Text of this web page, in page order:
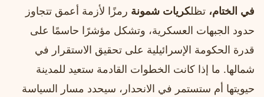
في الختام، تظلكريات شمونة رمزًا لأزمة أعمق تتجاوز
حدود الجبهات العسكرية، وتشكل مؤشرًا حاسمًا على
قدرة الحكومة الإسرائيلية على تحقيق الاستقرار في
شمالها. ما إذا كانت الخطوات القادمة ستعيد للمدينة
حيويتها أم ستستمر في الانحدار، سيحدد مسار السياسة